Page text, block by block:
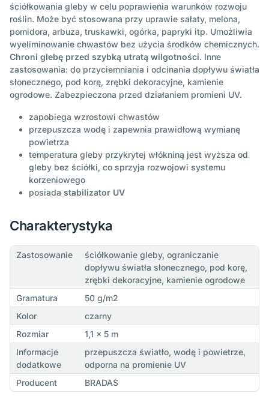
ściółkowania gleby w celu poprawienia warunków rozwoju
roślin. Może być stosowana przy uprawie sałaty, melona,
pomidora, arbuza, truskawki, ogórka, papryki itp. Umożliwia
wyeliminowanie chwastów bez użycia środków chemicznych.
Chroni glebę przed szybką utratą wilgotności. Inne
zastosowania: do przyciemniania i odcinania dopływu światła
słonecznego, pod korę, zrębki dekoracyjne, kamienie
ogrodowe. Zabezpieczona przed działaniem promieni UV.
zapobiega wzrostowi chwastów
przepuszcza wodę i zapewnia prawidłową wymianę
powietrza
temperatura gleby przykrytej włókniną jest wyższa od
gleby bez ściółki, co sprzyja rozwojowi systemu
korzeniowego
posiada stabilizator UV
Charakterystyka
Zastosowanie
ściółkowanie gleby, ograniczanie
dopływu światła słonecznego, pod korę,
zrębki dekoracyjne, kamienie ogrodowe
Gramatura
50 g/m2
Kolor
czarny
Rozmiar
1,1 x 5 m
Informacje
dodatkowe
przepuszcza światło, wodę i powietrze,
odporna na promienie UV
Producent
BRADAS